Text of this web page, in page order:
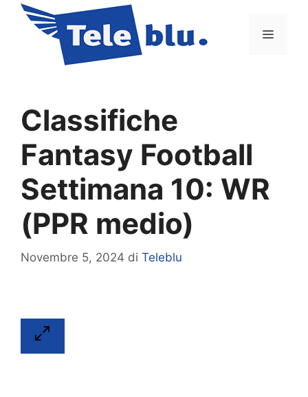
contenuto
Menu
Classifiche
Fantasy Football
Settimana 10: WR
(PPR medio)
Novembre 5, 2024 di Teleblu